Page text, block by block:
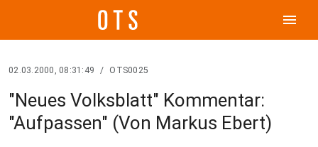
menu
02.03.2000, 08:31:49 / OTS0025
"Neues Volksblatt" Kommentar:
"Aufpassen" (Von Markus Ebert)